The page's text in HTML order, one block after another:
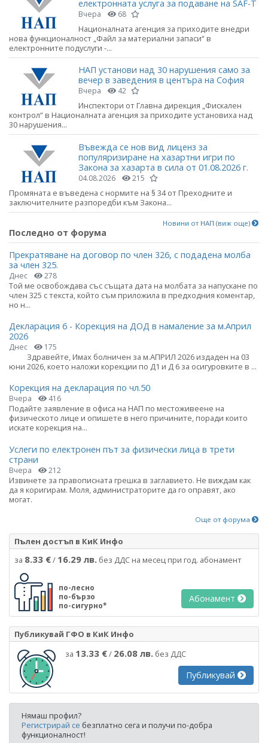
електронната услуга за подаване на SAF-T
Вчера 68
Националната агенция за приходите внедри
нова функционалност „Файл за материални запаси“ в
електронните подуслуги -...
НАП установи над 30 нарушения само за
вечер в заведения в центъра на София
Вчера 42
Инспектори от Главна дирекция „Фискален
контрол“ в Националната агенция за приходите установиха над
30 нарушения...
Въвежда се нов вид лиценз за
популяризиране на хазартни игри по
Закона за хазарта в сила от 01.08.2026 г.
04.08.2026 215
Промяната е въведена с нормите на § 34 от Преходните и
заключителните разпоредби към Закона...
Новини от НАП (виж още)
Последно от форума
Прекратяване на договор по член 326, с подадена молба
за член 325.
Днес 278
Той ме освобождава със същата дата на молбата за напускане по
член 325 с текста, който съм приложила в предходния коментар,
но н...
Декларация 6 - Корекция на ДОД в намаление за м.Април
2026
Днес 175
Здравейте, Имах болничен за м.АПРИЛ 2026 издаден на 03
юни 2026, което наложи корекции по Д1 и Д 6 за осигуровките в ...
Корекция на декларация по чл.50
Вчера 416
Подайте заявление в офиса на НАП по местоживеене на
физическото лице и опишете в него причините, поради които
искате корекция на...
Услеги по електронен път за физически лица в трети
страни
Вчера 212
Извинете за правописната грешка в заглавието. Не виждам как
да я коригирам. Моля, администраторите да го оправят, ако
могат.
Още от форума
Пълен достъп в КиК Инфо
за 8.33 €/ 16.29 лв. без ДДС на месец при год. абонамент
по-лесно
по-бързо
по-сигурно*
Абонамент
Публикувай ГФО в КиК Инфо
за 13.33 €/ 26.08 лв. без ДДС
Публикувай
Нямаш профил?
Регистрирай се безплатно сега и получи по-добра
функционалност!